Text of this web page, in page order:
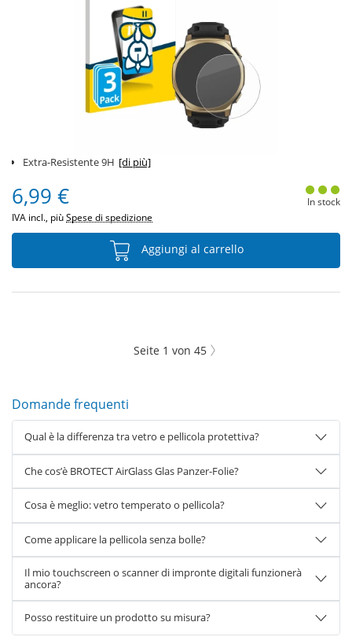
Extra-Resistente 9H [di più]
6,99 €
IVA incl., piùSpese di spedizione
In stock
Aggiungi al carrello
Seite 1 von 45
Domande frequenti
Qual è la differenza tra vetro e pellicola protettiva?
Che cos’è BROTECT AirGlass Glas Panzer-Folie?
Cosa è meglio: vetro temperato o pellicola?
Come applicare la pellicola senza bolle?
Il mio touchscreen o scanner di impronte digitali funzionerà
ancora?
Posso restituire un prodotto su misura?